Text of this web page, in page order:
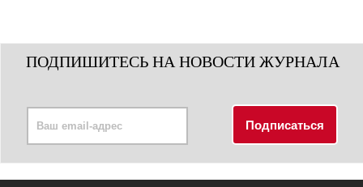
ПОДПИШИТЕСЬ НА НОВОСТИ ЖУРНАЛА